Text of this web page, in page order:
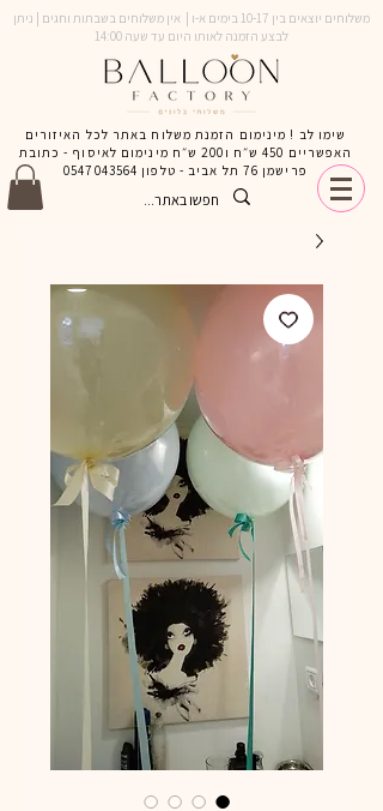
משלוחים יוצאים בין 10-17 בימים א-ו | אין משלוחים בשבתות וחגים | ניתן
לבצע הזמנה לאותו היום עד שעה 14:00
שימו לב ! מינימום הזמנת משלוח באתר לכל האיזורים
האפשריים 450 ש״ח ו200 ש״ח מינימום לאיסוף - כתובת
פרישמן 76 תל אביב - טלפון
0547043564